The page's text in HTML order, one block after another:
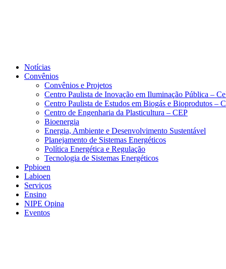
Notícias
Convênios
Convênios e Projetos
Centro Paulista de Inovação em Iluminação Pública –
Centro Paulista de Estudos em Biogás e Bioprodutos –
Centro de Engenharia da Plasticultura – CEP
Bioenergia
Energia, Ambiente e Desenvolvimento Sustentável
Planejamento de Sistemas Energéticos
Política Energética e Regulação
Tecnologia de Sistemas Energéticos
Ppbioen
Labioen
Serviços
Ensino
NIPE Opina
Eventos